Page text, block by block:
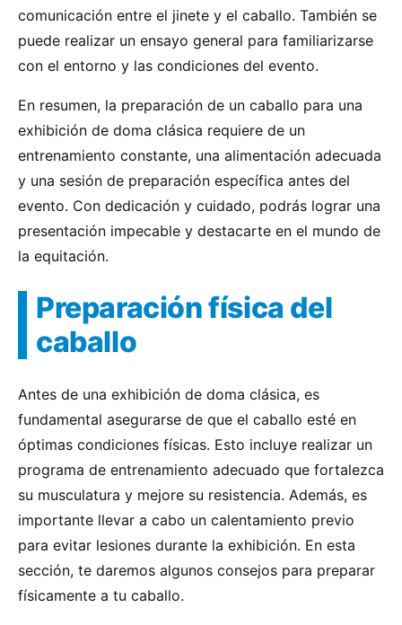
comunicación entre el jinete y el caballo. También se
puede realizar un ensayo general para familiarizarse
con el entorno y las condiciones del evento.
En resumen, la preparación de un caballo para una
exhibición de doma clásica requiere de un
entrenamiento constante, una alimentación adecuada
y una sesión de preparación específica antes del
evento. Con dedicación y cuidado, podrás lograr una
presentación impecable y destacarte en el mundo de
la equitación.
Preparación física del
caballo
Antes de una exhibición de doma clásica, es
fundamental asegurarse de que el caballo esté en
óptimas condiciones físicas. Esto incluye realizar un
programa de entrenamiento adecuado que fortalezca
su musculatura y mejore su resistencia. Además, es
importante llevar a cabo un calentamiento previo
para evitar lesiones durante la exhibición. En esta
sección, te daremos algunos consejos para preparar
físicamente a tu caballo.